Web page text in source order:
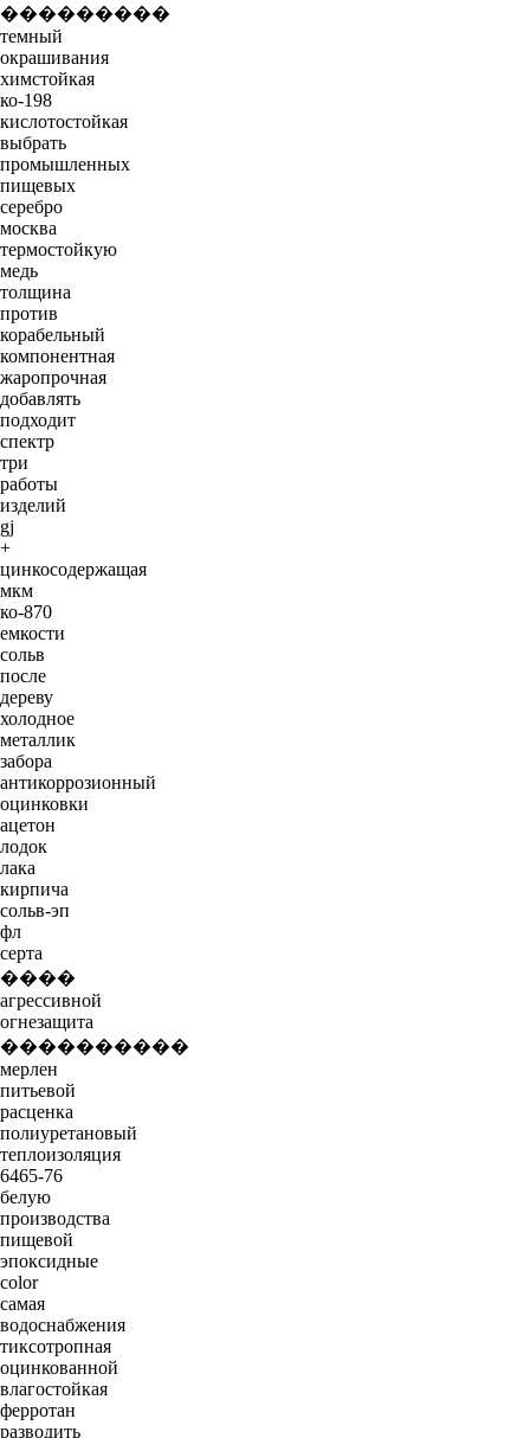
���������
темный
окрашивания
химстойкая
ко-198
кислотостойкая
выбрать
промышленных
пищевых
серебро
москва
термостойкую
медь
толщина
против
корабельный
компонентная
жаропрочная
добавлять
подходит
спектр
три
работы
изделий
gj
+
цинкосодержащая
мкм
ко-870
емкости
сольв
после
дереву
холодное
металлик
забора
антикоррозионный
оцинковки
ацетон
лодок
лака
кирпича
сольв-эп
фл
серта
����
агрессивной
огнезащита
����������
мерлен
питьевой
расценка
полиуретановый
теплоизоляция
6465-76
белую
производства
пищевой
эпоксидные
color
самая
водоснабжения
тиксотропная
оцинкованной
влагостойкая
ферротан
разводить